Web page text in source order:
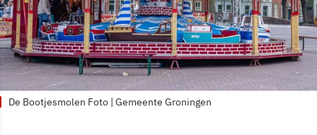
De Bootjesmolen Foto | Gemeente Groningen